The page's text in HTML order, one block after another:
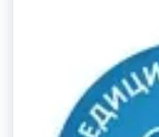
Связаться с нами